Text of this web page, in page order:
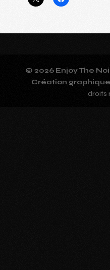
© 2026 Enjoy The
Création
droits